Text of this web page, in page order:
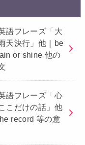
語フレーズ「大
天決行」他｜be
or shine 他の
語フレーズ「心
こだけの話」他
record 等の意